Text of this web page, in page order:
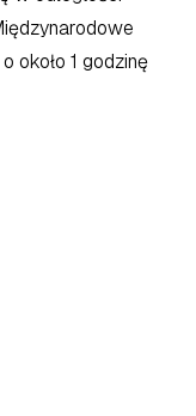
około 1 godzinę